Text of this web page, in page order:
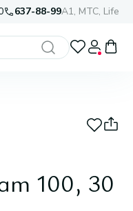
637-88-99A1, МТС, Life
100, 30